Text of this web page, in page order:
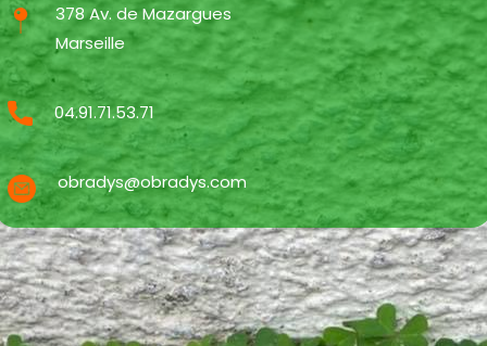
378 Av. de Mazargues
Marseille
04.91.71.53.71
obradys@obradys.com